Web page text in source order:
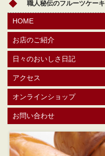
職人秘伝のフルーツケーキ
HOME
お店のご紹介
日々のおいしさ日記
アクセス
オンラインショップ
お問い合わせ